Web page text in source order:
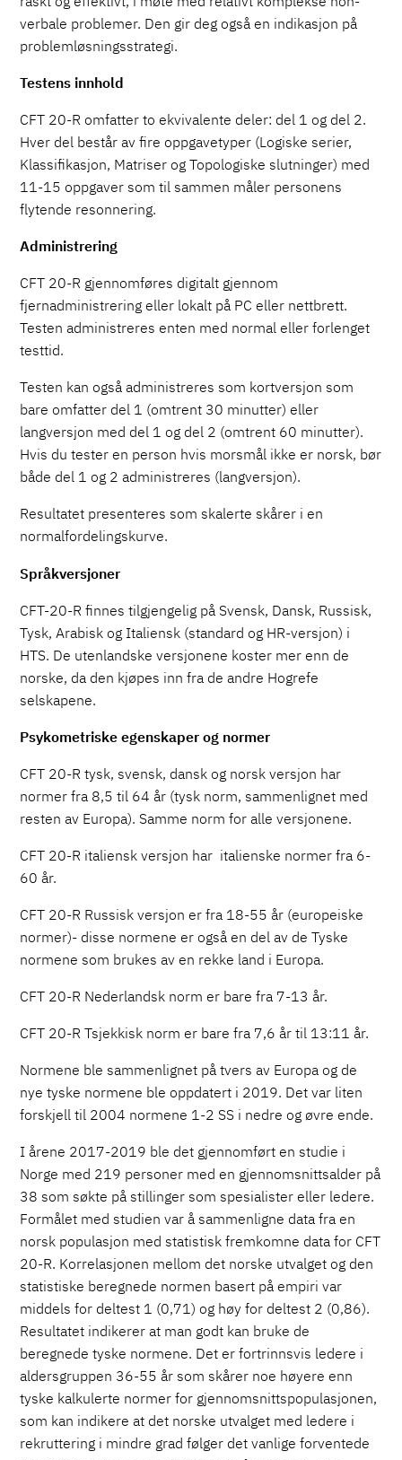
verbale problemer. Den gir deg også en indikasjon på
problemløsningsstrategi.
Testens innhold
CFT 20-R omfatter to ekvivalente deler: del 1 og del 2.
Hver del består av fire oppgavetyper (Logiske serier,
Klassifikasjon, Matriser og Topologiske slutninger) med
11-15 oppgaver som til sammen måler personens
flytende resonnering.
Administrering
CFT 20-R gjennomføres digitalt gjennom
fjernadministrering eller lokalt på PC eller nettbrett.
Testen administreres enten med normal eller forlenget
testtid.
Testen kan også administreres som kortversjon som
bare omfatter del 1 (omtrent 30 minutter) eller
langversjon med del 1 og del 2 (omtrent 60 minutter).
Hvis du tester en person hvis morsmål ikke er norsk, bør
både del 1 og 2 administreres (langversjon).
Resultatet presenteres som skalerte skårer i en
normalfordelingskurve.
Språkversjoner
CFT-20-R finnes tilgjengelig på Svensk, Dansk, Russisk,
Tysk, Arabisk og Italiensk (standard og HR-versjon) i
HTS. De utenlandske versjonene koster mer enn de
norske, da den kjøpes inn fra de andre Hogrefe
selskapene.
Psykometriske egenskaper og normer
CFT 20-R tysk, svensk, dansk og norsk versjon har
normer fra 8,5 til 64 år (tysk norm, sammenlignet med
resten av Europa). Samme norm for alle versjonene.
CFT 20-R italiensk versjon har italienske normer fra 6-
60 år.
CFT 20-R Russisk versjon er fra 18-55 år (europeiske
normer)- disse normene er også en del av de Tyske
normene som brukes av en rekke land i Europa.
CFT 20-R Nederlandsk norm er bare fra 7-13 år.
CFT 20-R Tsjekkisk norm er bare fra 7,6 år til 13:11 år.
Normene ble sammenlignet på tvers av Europa og de
nye tyske normene ble oppdatert i 2019. Det var liten
forskjell til 2004 normene 1-2 SS i nedre og øvre ende.
I årene 2017-2019 ble det gjennomført en studie i
Norge med 219 personer med en gjennomsnittsalder på
38 som søkte på stillinger som spesialister eller ledere.
Formålet med studien var å sammenligne data fra en
norsk populasjon med statistisk fremkomne data for CFT
20-R. Korrelasjonen mellom det norske utvalget og den
statistiske beregnede normen basert på empiri var
middels for deltest 1 (0,71) og høy for deltest 2 (0,86).
Resultatet indikerer at man godt kan bruke de
beregnede tyske normene. Det er fortrinnsvis ledere i
aldersgruppen 36-55 år som skårer noe høyere enn
tyske kalkulerte normer for gjennomsnittspopulasjonen,
som kan indikere at det norske utvalget med ledere i
rekruttering i mindre grad følger det vanlige forventede